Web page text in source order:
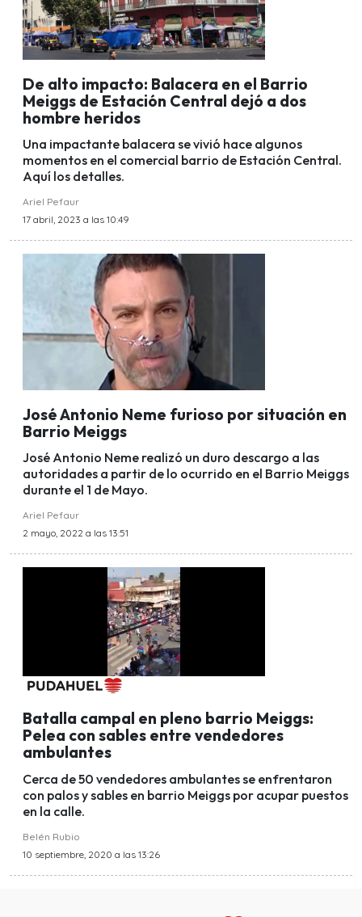
De alto impacto: Balacera en el Barrio
Meiggs de Estación Central dejó a dos
hombre heridos
Una impactante balacera se vivió hace algunos
momentos en el comercial barrio de Estación Central.
Aquí los detalles.
Ariel Pefaur
17 abril, 2023 a las 10:49
José Antonio Neme furioso por situación en
Barrio Meiggs
José Antonio Neme realizó un duro descargo a las
autoridades a partir de lo ocurrido en el Barrio Meiggs
durante el 1 de Mayo.
Ariel Pefaur
2 mayo, 2022 a las 13:51
Batalla campal en pleno barrio Meiggs:
Pelea con sables entre vendedores
ambulantes
Cerca de 50 vendedores ambulantes se enfrentaron
con palos y sables en barrio Meiggs por acupar puestos
en la calle.
Belén Rubio
10 septiembre, 2020 a las 13:26